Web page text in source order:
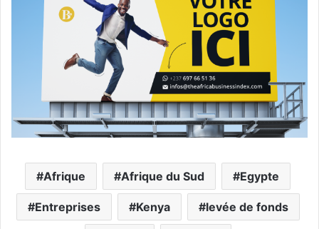
Afrique Afrique du Sud Egypte
Entreprises Kenya levée de fonds